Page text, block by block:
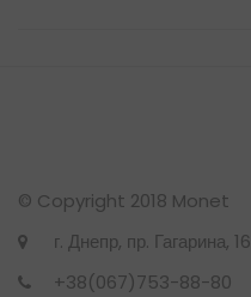
© Copyright 2018 Monet
г. Днепр, пр. Гагарина, 16
+38(067)753-88-80